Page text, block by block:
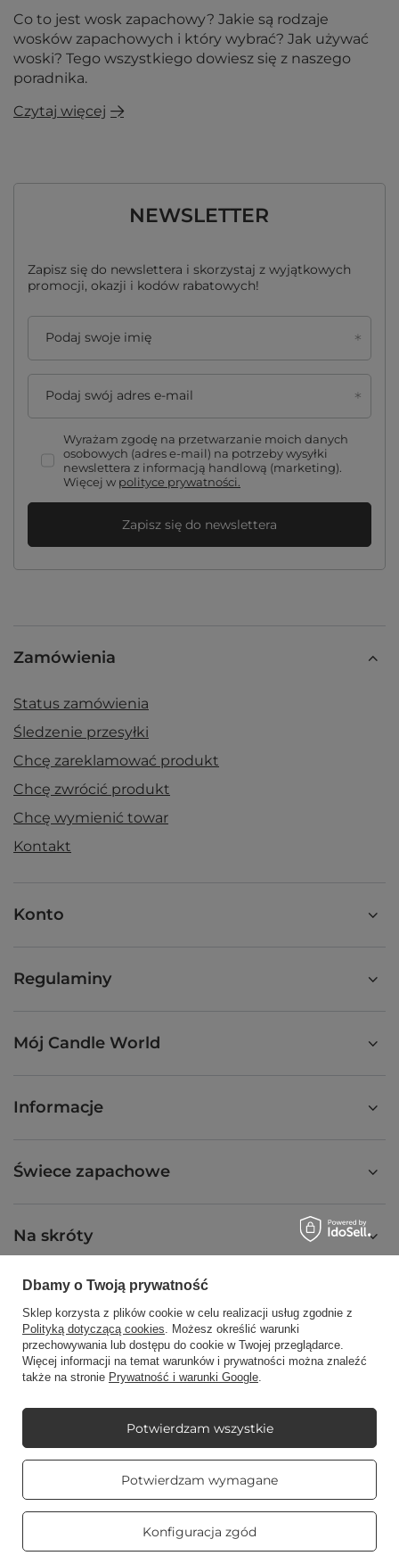
Co to jest wosk zapachowy? Jakie są rodzaje
wosków zapachowych i który wybrać? Jak używać
woski? Tego wszystkiego dowiesz się z naszego
poradnika.
Czytaj więcej
NEWSLETTER
Zapisz się do newslettera i skorzystaj z wyjątkowych
promocji, okazji i kodów rabatowych!
Podaj swoje imię
Podaj swój adres e-mail
Wyrażam zgodę na przetwarzanie moich danych
osobowych (adres e-mail) na potrzeby wysyłki
newslettera z informacją handlową (marketing).
Więcej w polityce prywatności.
Zapisz się do newslettera
Zamówienia
Status zamówienia
Śledzenie przesyłki
Chcę zareklamować produkt
Chcę zwrócić produkt
Chcę wymienić towar
Kontakt
Konto
Regulaminy
Mój Candle World
Informacje
Świece zapachowe
Na skróty
Tarnowska 23/2 Poznań
W sklepie prezentujemy ceny netto (bez VAT).
Dbamy o Twoją prywatność
Sklep korzysta z plików cookie w celu realizacji usług zgodnie z
Polityką dotyczącą cookies. Możesz określić warunki
przechowywania lub dostępu do cookie w Twojej przeglądarce.
Więcej informacji na temat warunków i prywatności można znaleźć
także na stronie Prywatność i warunki Google.
Potwierdzam wymagane
Konfiguracja zgód
Potwierdzam wszystkie